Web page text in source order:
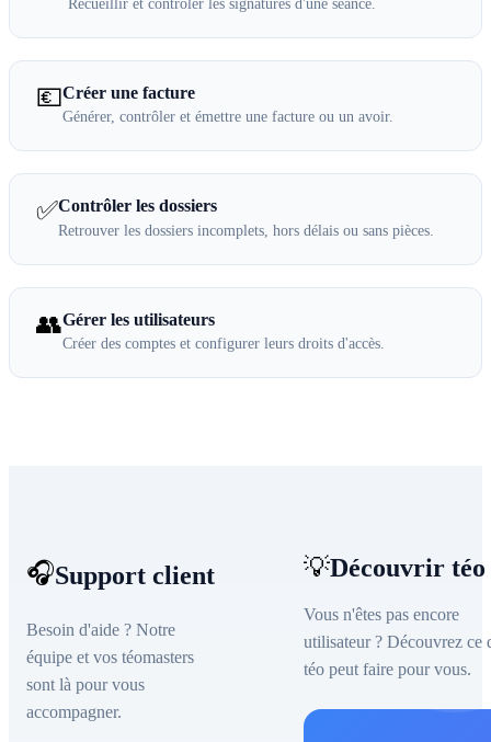
Recueillir et contrôler les signatures d'une séance.
💶Créer une facture
Générer, contrôler et émettre une facture ou un avoir.
✅Contrôler les dossiers
Retrouver les dossiers incomplets, hors délais ou sans pièces.
👥Gérer les utilisateurs
Créer des comptes et configurer leurs droits d'accès.
🎧Support client
Besoin d'aide ? Notre
équipe et vos téomasters
sont là pour vous
accompagner.
💡Découvrir téo
Vous n'êtes pas encore
utilisateur ? Découvrez ce
téo peut faire pour vous.